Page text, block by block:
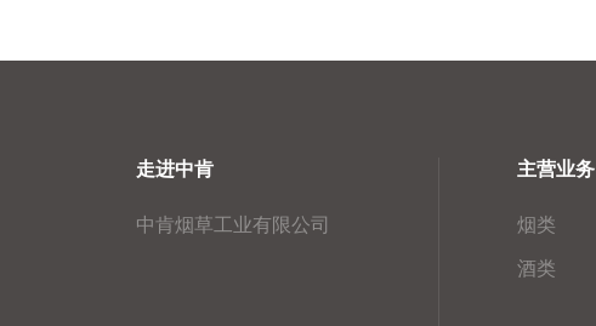
走进中肯
中肯烟草工业有限公司
主营业务
烟类
酒类